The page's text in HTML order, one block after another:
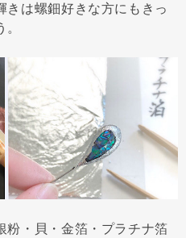
きは螺鈿好きな方にもきっ
粉・貝・金箔・プラチナ箔